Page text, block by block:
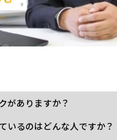
がありますか？
いるのはどんな人ですか？